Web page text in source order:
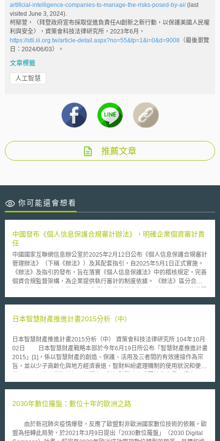
artificial-intelligence-companies-to-manage-the-risks-posed-by-ai/(last
visited June 3, 2024).
柯郁萱，〈拜登政府宣布採取促進負責任AI創新之新行動，以保護美國人民權
利與安全〉，資策會科技法律研究所，2023年6月，
https://stli.iii.org.tw/article-detail.aspx?no=55&tp=1&i=0&d=9008 （最後瀏覽
日：2024/06/03）。
文章標籤
人工智慧
推薦文章
你可能還會想看
中國發布《個人信息保護合規審計辦法》，明確企業個資審計責
任
中國國家互聯網信息辦公室於2025年2月12日公布《個人信息保護合規審計
管理辦法》（下稱《辦法》）及其配套指引，自2025年5月1日正式實施。
《辦法》及指引的發布，旨在落實《個人信息保護法》中的稽核規定，完善
個資合規監督架構，為企業提供執行審計的制度依據。 《辦法》區分合規
發現高風險處理活動或發生重大資料外洩事件時，有權要求企業限期完成外
理超過1,000萬人個資的業者，須至少每兩年完成一次審計。 針對大規模蒐
業，須設置個資保護負責人；對大型平台服務業者，則須成立主要由外部人
員主導的獨立監督機構，以確保審計客觀性。 在審計執行層面，《辦法》
對第三方審計機構的條件、獨立性與保密義務提出具體要求，並禁止將合規
審計轉委託，防堵審計品質不一，或個資分享過程增加外洩風險。同時，也
規範同一機構或審計負責人不得連續三次審計同一對象，以強化審計公正
義務、資料共享、敏感及未成年個資保護、境外傳輸、自動化決策與安全措
日本智慧財產推進計畫2015分析（中）
日本智慧財產推進計畫2015分析（中） 資策會科技法律研究所 104年10月
02日 日本智慧財產戰略本部於今年6月19日所公布「智慧財產推進計畫
2015」[1]，係以智慧財產的創造、保護、活用及三者間的有效連接作為宗
旨，並以少子高齡化與地方經濟衰退、智財糾紛處理機制的使用狀況和便利
核心議題並分別剖析各項議題其現狀課題及主管部會應努力之方向，其中第
機制 （一）現狀與課題 1. 證據收集未見確實 在訴訟中，為能作成適切
下證據是為被告所掌握，權利人主張侵權之立證較為困難，就此日本認為應
就以下三點檢討證據收集程序的機能：在訴訟開始的階段，確保爭點整理之
程序充分發揮效用；確保「文書提出命令」作為證明被告有侵害事實有力手
2030年數位羅盤：數位十年的歐洲之路
由於新冠肺炎疫情爆發，反應了歐盟對非歐洲國家數位技術的依賴，歐
盟為扭轉此局勢，於2021年3月9日提出「2030數位羅盤」（2030 Digital